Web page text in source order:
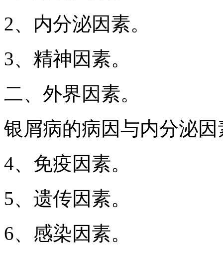
2、内分泌因素。
3、精神因素。
二、外界因素。
银屑病的病因与内分泌因
4、免疫因素。
5、遗传因素。
6、感染因素。